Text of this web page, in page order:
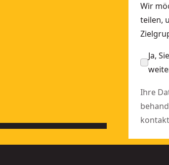
Wir
teilen,
Ja,
Ihre